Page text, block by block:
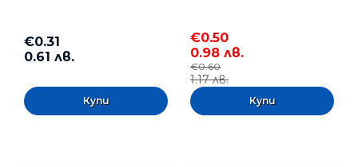
€0.31
0.61 лв.
€0.50
0.98 лв.
€0.60
1.17 лв.